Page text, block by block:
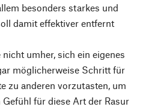
besonders starkes und
damit effektiver entfernt
umher, sich ein eigenes
möglicherweise Schritt für
zu anderen vorzutasten, um
für diese Art der Rasur